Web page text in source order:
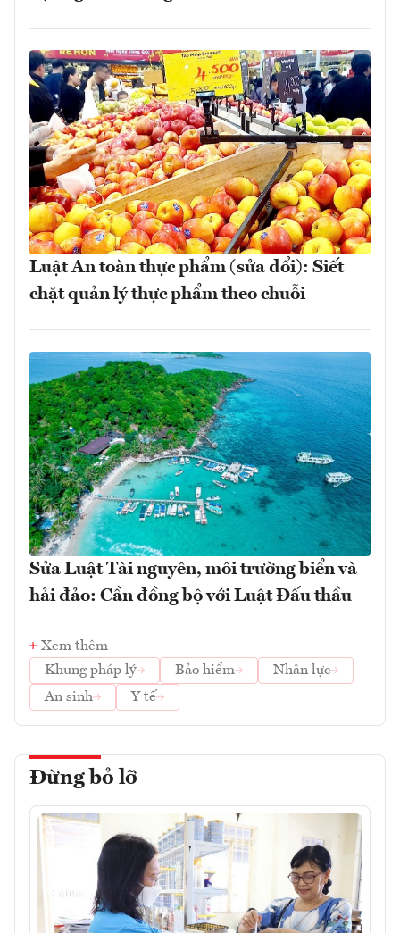
Luật An toàn thực phẩm (sửa đổi): Siết
chặt quản lý thực phẩm theo chuỗi
Sửa Luật Tài nguyên, môi trường biển và
hải đảo: Cần đồng bộ với Luật Đấu thầu
Xem thêm
Khung pháp lý
Bảo hiểm
Nhân lực
An sinh
Y tế
Đừng bỏ lỡ